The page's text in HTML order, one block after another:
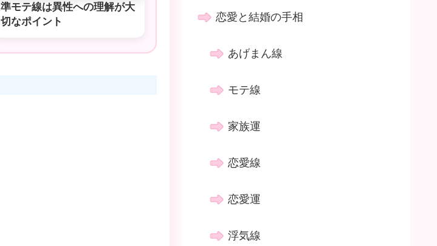
準モテ線は異性への理解が大
切なポイント
恋愛と結婚の手相
あげまん線
モテ線
家族運
恋愛線
恋愛運
浮気線